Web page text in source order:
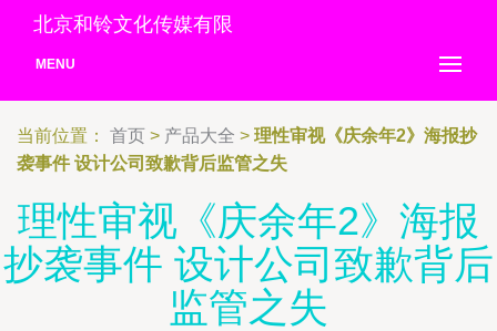
北京和铃文化传媒有限
MENU
当前位置： 首页 > 产品大全 > 理性审视《庆余年2》海报抄
袭事件 设计公司致歉背后监管之失
理性审视《庆余年2》海报
抄袭事件 设计公司致歉背后
监管之失